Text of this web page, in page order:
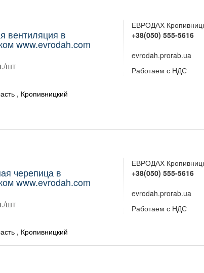
вентиляция в
www.evrodah.com
шт
, Кропивницкий
ЕВРОДАХ
+38(050) 555-5616
evrodah.prorab.ua
Работаем с НДС
черепица в
www.evrodah.com
шт
, Кропивницкий
ЕВРОДАХ
+38(050) 555-5616
evrodah.prorab.ua
Работаем с НДС